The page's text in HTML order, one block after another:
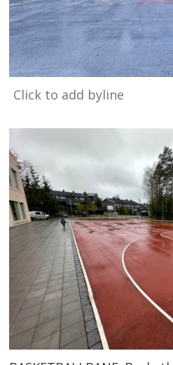
Click to add byline